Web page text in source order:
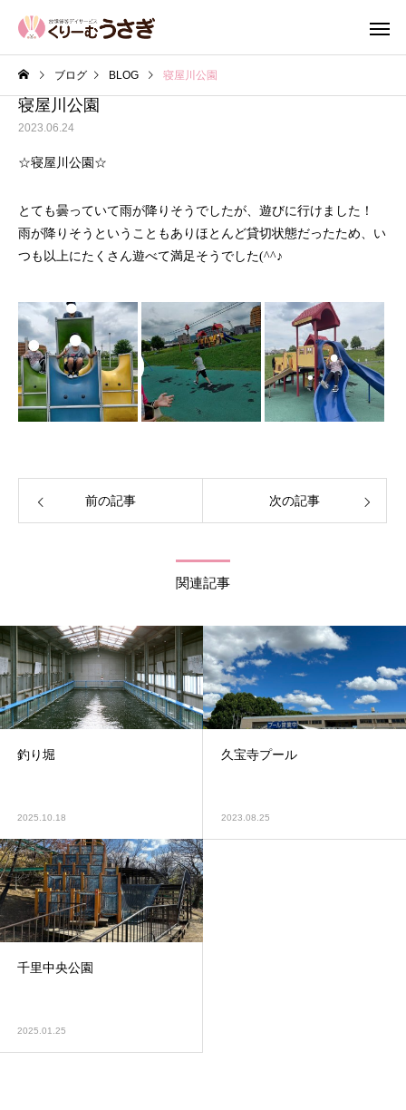
ブログ BLOG 寝屋川公園
寝屋川公園
2023.06.24
☆寝屋川公園☆
とても曇っていて雨が降りそうでしたが、遊びに行けました！
雨が降りそうということもありほとんど貸切状態だったため、い
つも以上にたくさん遊べて満足そうでした(^^♪
前の記事 次の記事
関連記事
釣り堀
2025.10.18
久宝寺プール
2023.08.25
千里中央公園
2025.01.25